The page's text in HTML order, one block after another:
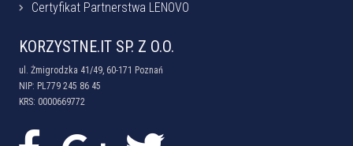
Certyfikat Partnerstwa LENOVO
KORZYSTNE.IT SP. Z O.O.
ul. Żmigrodzka 41/49, 60-171 Poznań
NIP: PL779 245 86 45
KRS: 0000669772